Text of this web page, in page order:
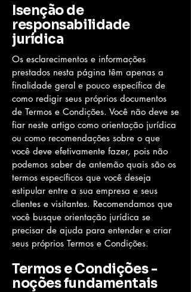
Isenção de
responsabilidade
jurídica
Os esclarecimentos e informações
prestados nesta página têm apenas a
finalidade geral e pouco específica de
como redigir seus próprios documentos
de Termos e Condições. Você não deve se
fiar neste artigo como orientação jurídica
ou como recomendações sobre o que
você deve efetivamente fazer, pois não
podemos saber de antemão quais são os
termos específicos que você deseja
estipular entre a sua empresa e seus
clientes e visitantes. Recomendamos que
você busque orientação jurídica se
precisar de ajuda para entender e criar
seus próprios Termos e Condições.
Termos e Condições -
noções fundamentais